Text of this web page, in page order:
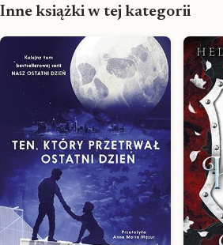
Inne książki w tej kategorii